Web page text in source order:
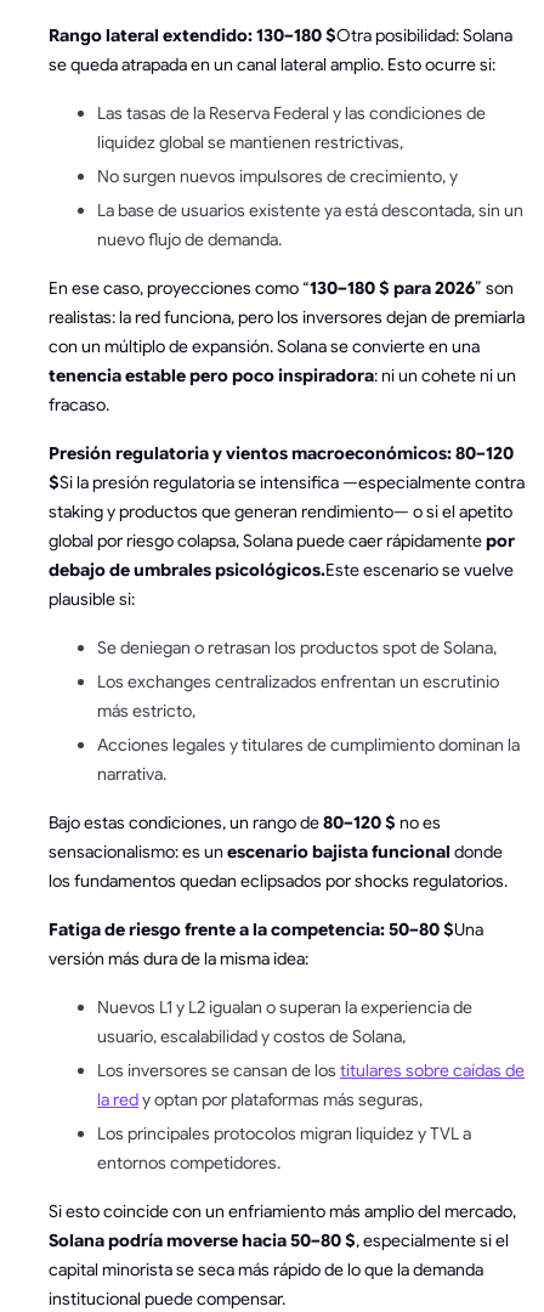
Rango lateral extendido: 130–180 $Otra posibilidad: Solana
se queda atrapada en un canal lateral amplio. Esto ocurre si:
Las tasas de la Reserva Federal y las condiciones de
liquidez global se mantienen restrictivas,
No surgen nuevos impulsores de crecimiento, y
La base de usuarios existente ya está descontada, sin un
nuevo flujo de demanda.
En ese caso, proyecciones como “130–180 $ para 2026” son
realistas: la red funciona, pero los inversores dejan de premiarla
con un múltiplo de expansión. Solana se convierte en una
tenencia estable pero poco inspiradora: ni un cohete ni un
fracaso.
Presión regulatoria y vientos macroeconómicos: 80–120
$Si la presión regulatoria se intensifica —especialmente contra
staking y productos que generan rendimiento— o si el apetito
global por riesgo colapsa, Solana puede caer rápidamentepor
debajo de umbrales psicológicos.Este escenario se vuelve
plausible si:
Se deniegan o retrasan los productos spot de Solana,
Los exchanges centralizados enfrentan un escrutinio
más estricto,
Acciones legales y titulares de cumplimiento dominan la
narrativa.
Bajo estas condiciones, un rango de80–120 $ no es
sensacionalismo: es un escenario bajista funcional donde
los fundamentos quedan eclipsados por shocks regulatorios.
Fatiga de riesgo frente a la competencia: 50–80 $Una
versión más dura de la misma idea:
Nuevos L1 y L2 igualan o superan la experiencia de
usuario, escalabilidad y costos de Solana,
Los inversores se cansan de los titulares sobre caídas de
la redy optan por plataformas más seguras,
Los principales protocolos migran liquidez y TVL a
entornos competidores.
Si esto coincide con un enfriamiento más amplio del mercado,
Solana podría moverse hacia 50–80 $, especialmente si el
capital minorista se seca más rápido de lo que la demanda
institucional puede compensar.